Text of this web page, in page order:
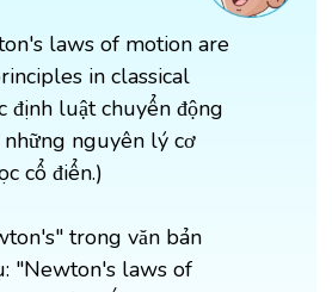
laws of motion are
in classical
định luật chuyển động
nguyên lý cơ
cổ điển.)
trong văn bản
"Newton's laws of